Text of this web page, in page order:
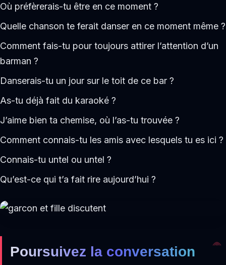
Où préfèrerais-tu être en ce moment ?
Quelle chanson te ferait danser en ce moment même ?
Comment fais-tu pour toujours attirer l’attention d’un
barman ?
Danserais-tu un jour sur le toit de ce bar ?
As-tu déjà fait du karaoké ?
J’aime bien ta chemise, où l’as-tu trouvée ?
Comment connais-tu les amis avec lesquels tu es ici ?
Connais-tu untel ou untel ?
Qu’est-ce qui t’a fait rire aujourd’hui ?
Poursuivez la conversation